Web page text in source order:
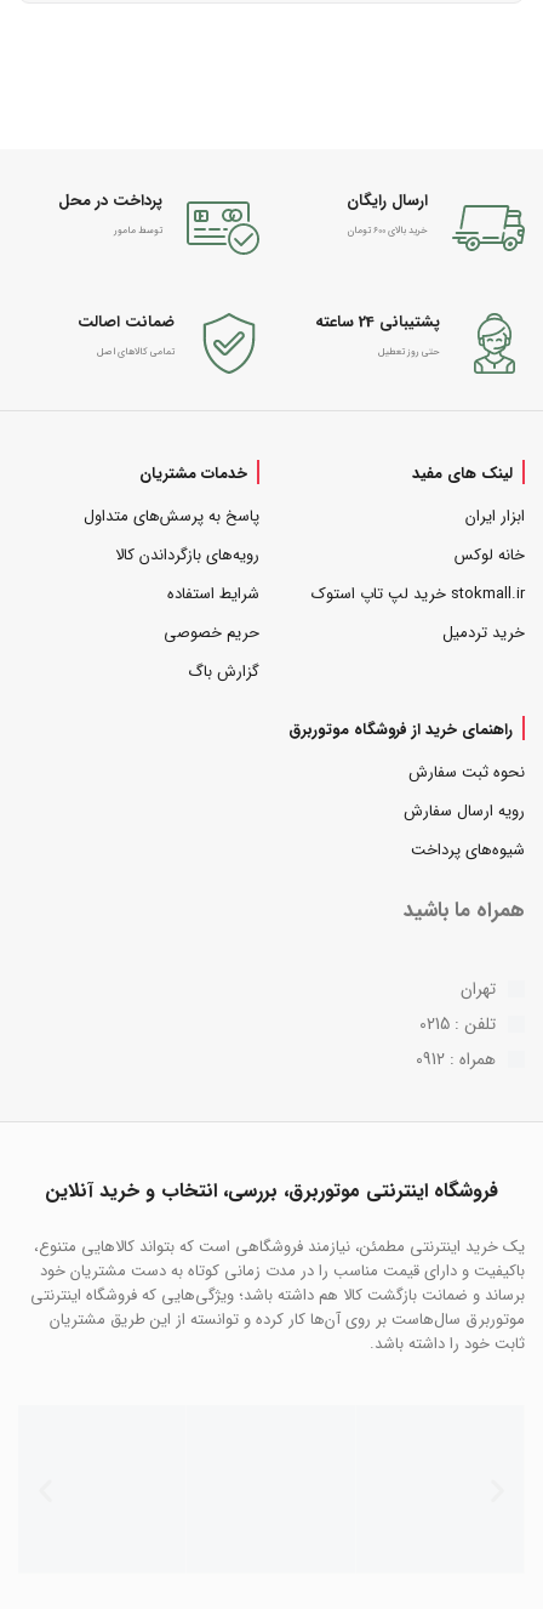
ارسال رایگان
خرید بالای 600 تومان
پرداخت در محل
توسط مامور
پشتیبانی 24 ساعته
حتی روز تعطیل
ضمانت اصالت
تمامی کالاهای اصل
لینک های مفید
ابزار ایران
خانه لوکس
stokmall.ir خرید لپ تاپ استوک
خرید تردمیل
خدمات مشتریان
پاسخ به پرسش‌های متداول
رویه‌های بازگرداندن کالا
شرایط استفاده
حریم خصوصی
گزارش باگ
راهنمای خرید از فروشگاه موتوربرق
نحوه ثبت سفارش
رویه ارسال سفارش
شیوه‌های پرداخت
همراه ما باشید
تهران
تلفن : 0215
همراه : 0912
فروشگاه اینترنتی موتوربرق، بررسی، انتخاب و خرید آنلاین
یک خرید اینترنتی مطمئن، نیازمند فروشگاهی است که بتواند کالاهایی متنوع،
باکیفیت و دارای قیمت مناسب را در مدت زمانی کوتاه به دست مشتریان خود
برساند و ضمانت بازگشت کالا هم داشته باشد؛ ویژگی‌هایی که فروشگاه اینترنتی
موتوربرق سال‌هاست بر روی آن‌ها کار کرده و توانسته از این طریق مشتریان
ثابت خود را داشته باشد.